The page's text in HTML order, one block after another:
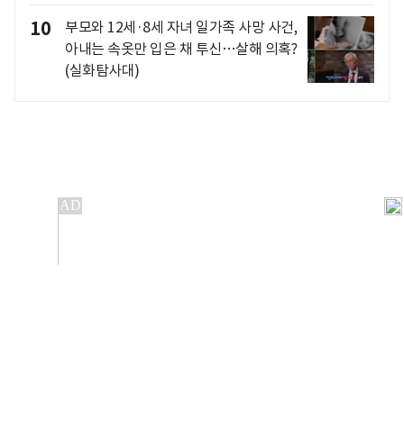
10
부모와 12세·8세 자녀 일가족 사망 사건,
아내는 속옷만 입은 채 투신…살해 의혹?
(실화탐사대)